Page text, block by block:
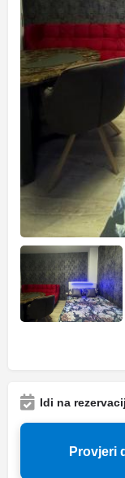
Idi na
Provjeri